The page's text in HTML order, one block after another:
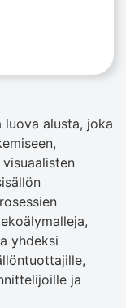
alusta, joka
yhdeksi
ja